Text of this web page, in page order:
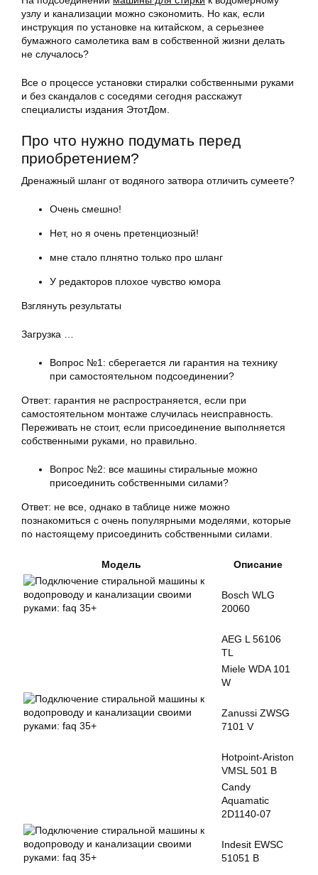
узлу и канализации можно сэкономить. Но как, если
инструкция по установке на китайском, а серьезнее
бумажного самолетика вам в собственной жизни делать
не случалось?
Все о процессе установки стиралки собственными руками
и без скандалов с соседями сегодня расскажут
специалисты издания ЭтотДом.
Про что нужно подумать перед
приобретением?
Дренажный шланг от водяного затвора отличить сумеете?
Очень смешно!
Нет, но я очень претенциозный!
мне стало плнятно только про шланг
У редакторов плохое чувство юмора
Взглянуть результаты
Загрузка …
Вопрос №1: сберегается ли гарантия на технику
при самостоятельном подсоединении?
Ответ: гарантия не распространяется, если при
самостоятельном монтаже случилась неисправность.
Переживать не стоит, если присоединение выполняется
собственными руками, но правильно.
Вопрос №2: все машины стиральные можно
присоединить собственными силами?
Ответ: не все, однако в таблице ниже можно
познакомиться с очень популярными моделями, которые
по настоящему присоединить собственными силами.
Модель Описание
Bosch WLG
20060
AEG L 56106
TL
Miele WDA 101
W
Zanussi ZWSG
7101 V
Hotpoint-Ariston
VMSL 501 B
Candy
Aquamatic
2D1140-07
Indesit EWSC
51051 B